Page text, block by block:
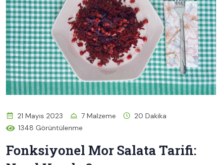
21 Mayıs 2023 7 Malzeme
20 Dakika
1348 Görüntülenme
Fonksiyonel Mor Salata Tarifi: